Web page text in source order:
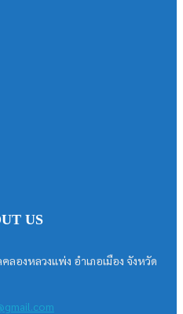
US
องหลวงแพ่ง อำเภอเมือง จังหวัด